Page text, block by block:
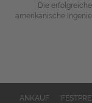
Die
amerikanische
ANKAUF